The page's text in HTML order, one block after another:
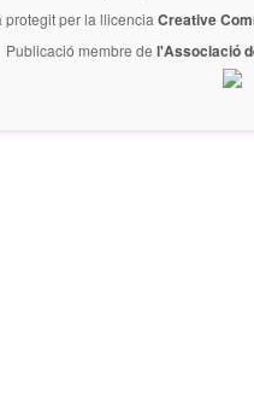
protegit per la llicencia Creative
Publicació membre de l'Associació